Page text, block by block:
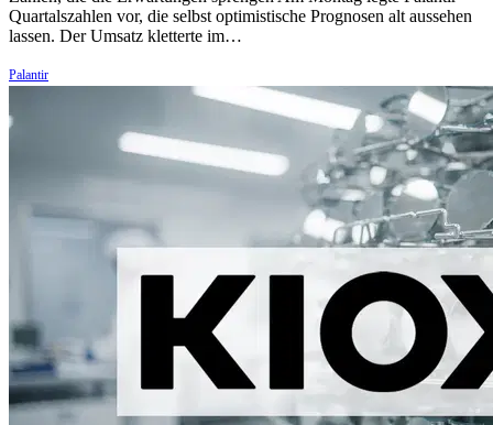
Quartalszahlen vor, die selbst optimistische Prognosen alt aussehen
lassen. Der Umsatz kletterte im…
Palantir